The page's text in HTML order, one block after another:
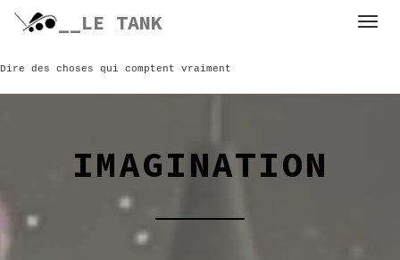
Skip
__LE TANK
Dire des choses qui comptent vraiment
IMAGINATION